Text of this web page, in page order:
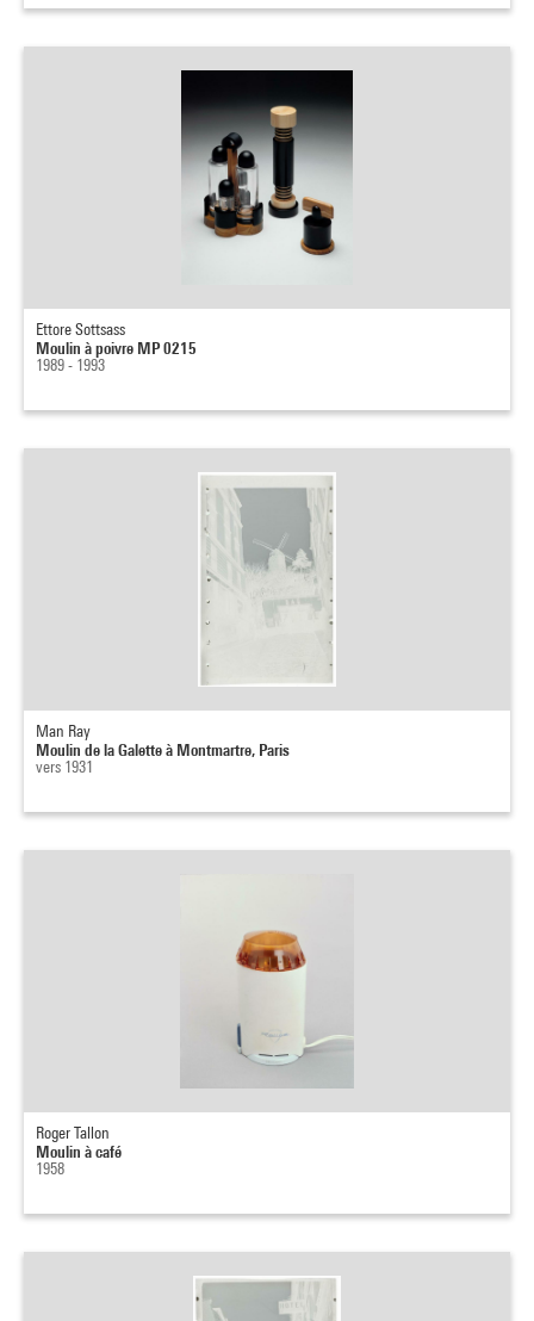
Ettore Sottsass
Moulin à poivre MP 0215
1989 - 1993
Man Ray
Moulin de la Galette à Montmartre, Paris
vers 1931
Roger Tallon
Moulin à café
1958